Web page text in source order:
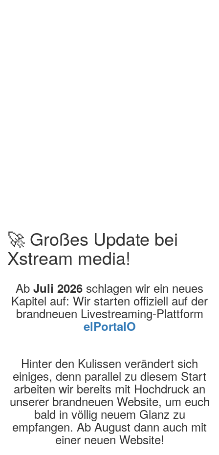
🚀 Großes Update bei
Xstream media!
Ab Juli 2026 schlagen wir ein neues
Kapitel auf: Wir starten offiziell auf der
brandneuen Livestreaming-Plattform
elPortalO
Hinter den Kulissen verändert sich
einiges, denn parallel zu diesem Start
arbeiten wir bereits mit Hochdruck an
unserer brandneuen Website, um euch
bald in völlig neuem Glanz zu
empfangen. Ab August dann auch mit
einer neuen Website!